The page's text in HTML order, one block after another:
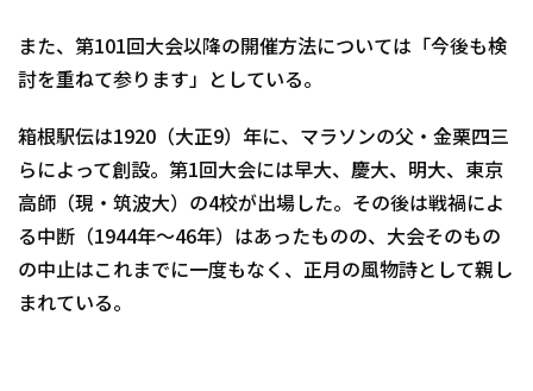
また、第101回大会以降の開催方法については「今後も検
討を重ねて参ります」としている。
箱根駅伝は1920（大正9）年に、マラソンの父・金栗四三
らによって創設。第1回大会には早大、慶大、明大、東京
高師（現・筑波大）の4校が出場した。その後は戦禍によ
る中断（1944年～46年）はあったものの、大会そのもの
の中止はこれまでに一度もなく、正月の風物詩として親し
まれている。